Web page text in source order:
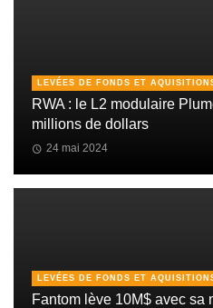
LEVÉES DE FONDS ET
RWA : le L2 modulaire
millions de dollars
24 mai 2024
LEVÉES DE FONDS ET
Fantom lève 10M$ avec sa